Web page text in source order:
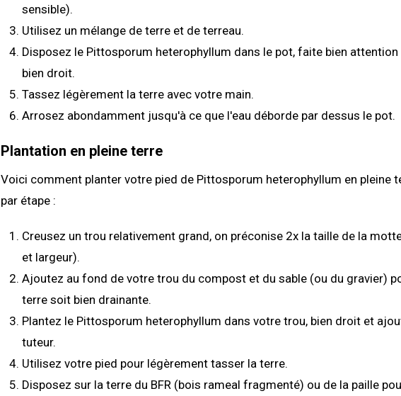
sensible).
Utilisez un mélange de terre et de terreau.
Disposez le Pittosporum heterophyllum dans le pot, faite bien
bien droit.
Tassez légèrement la terre avec votre main.
Arrosez abondamment jusqu'à ce que l'eau déborde par dessus le pot.
Plantation en pleine terre
Voici comment planter votre pied de Pittosporum heterophyllum en pleine
par étape :
Creusez un trou relativement grand, on préconise 2x la taille de la
et largeur).
Ajoutez au fond de votre trou du compost et du sable (ou du gravier)
terre soit bien drainante.
Plantez le Pittosporum heterophyllum dans votre trou, bien droit et
tuteur.
Utilisez votre pied pour légèrement tasser la terre.
Disposez sur la terre du BFR (bois rameal fragmenté) ou de la paille